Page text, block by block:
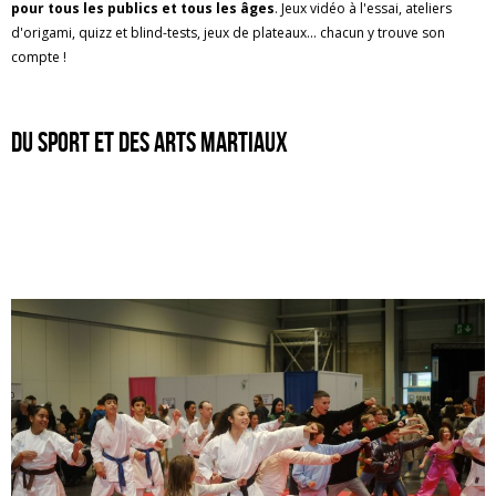
pour tous les publics et tous les âges. Jeux vidéo à l'essai, ateliers
d'origami, quizz et blind-tests, jeux de plateaux... chacun y trouve son
compte !
du sport et des arts martiaux